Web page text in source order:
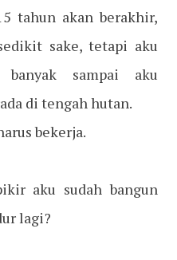
tahun akan berakhir,
sake, tetapi aku
sampai aku
di tengah hutan.
bekerja.
aku sudah bangun
lagi?